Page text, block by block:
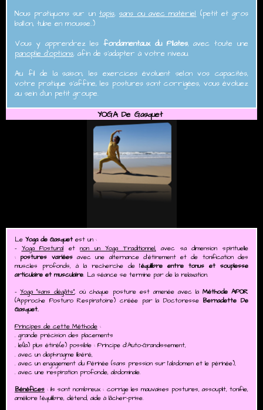
Nous pratiquons sur un tapis, sans ou avec matériel (petit et gros
ballon, tube en mousse..)
Vous y apprendrez lesfondamentaux du Pilates, avec toute une
panoplie d'options, afin de s'adapter à votre niveau.
Au fil de la saison, les exercices évoluent selon vos capacités,
votre pratique s'affine, les postures sont corrigées, vous évoluez
au sein d'un petit groupe.
YOGA De Gasquet
Le Yoga de Gasquet est un :
- Yoga Postural etnon un Yoga Traditionnel,avec sa dimension spirituelle
: postures variéesavec une alternance d'étirement et de tonification des
muscles profonds, à la recherche de l'équilibre entre tonus et souplesse
articulaire et musculaire. La séance se termine par de la relaxation.
-Yoga "sans dégâts", où chaque posture est amenée avec la Méthode APOR
(Approche Posturo Respiratoire) créée par la Doctoresse Bernadette De
Gasquet.
Principes de cette Méthode :
. grande précision des placements
. le(la) plus étiré(e) possible : Principe d'Auto-Grandissement,
. avec un diaphragme libéré,
. avec un engagement du Périnée (sans pression sur l'abdomen et le périnée),
. avec une respiration profonde, abdominale.
Bénéfices : ils sont nombreux : corrige les mauvaises postures, assouplit, tonifie,
améliore l'équilibre, détend, aide à lâcher-prise.